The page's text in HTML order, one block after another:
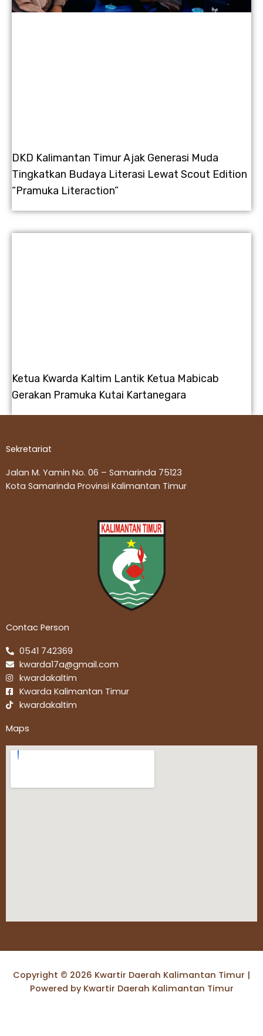
DKD Kalimantan Timur Ajak Generasi Muda
Tingkatkan Budaya Literasi Lewat Scout Edition
“Pramuka Literaction”
Ketua Kwarda Kaltim Lantik Ketua Mabicab
Gerakan Pramuka Kutai Kartanegara
Sekretariat
Jalan M. Yamin No. 06 – Samarinda 75123
Kota Samarinda Provinsi Kalimantan Timur
Contac Person
0541 742369
kwarda17a@gmail.com
kwardakaltim
Kwarda Kalimantan Timur
kwardakaltim
Maps
Copyright © 2026 Kwartir Daerah Kalimantan Timur |
Powered by Kwartir Daerah Kalimantan Timur